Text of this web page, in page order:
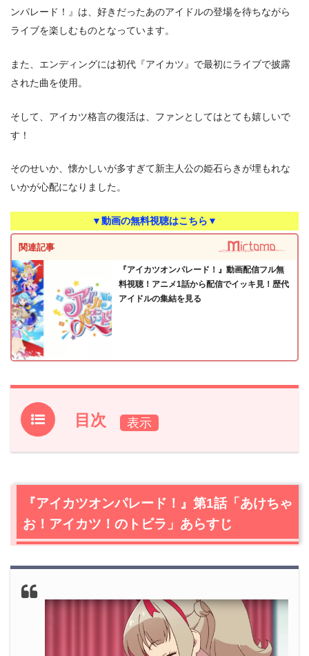
ンパレード！』は、好きだったあのアイドルの登場を待ちながら
ライブを楽しむものとなっています。
また、エンディングには初代『アイカツ』で最初にライブで披露
された曲を使用。
そして、アイカツ格言の復活は、ファンとしてはとても嬉しいで
す！
そのせいか、懐かしいが多すぎて新主人公の姫石らきが埋もれな
いかが心配になりました。
▼動画の無料視聴はこちら▼
関連記事
『アイカツオンパレード！』動画配信フル無
料視聴！アニメ1話から配信でイッキ見！歴代
アイドルの集結を見る
目次
1.『アイカツオンパレード！』第1話「あけちゃお！アイカ
2.
【ネタバレ】『アイカツオンパレード！』第1話「あけ
ちゃお！アイカツ！のトビラ」感想
2.1
舞台は『アイカツフレンズ！』と同じスターハーモニ
2.2らきの夢は、自分だけのプレミアムドレスを作るこ
2.3アイカツエンジニアの姉が作ったアイカツパスは、パ
ラレルワールドへの入り口！お久しぶりです！ゆめ＆小
エンディングはまさにオンパレード。そしてお帰り
『アイカツオンパレード！』第1話「あけちゃ
お！アイカツ！のトビラ」あらすじ